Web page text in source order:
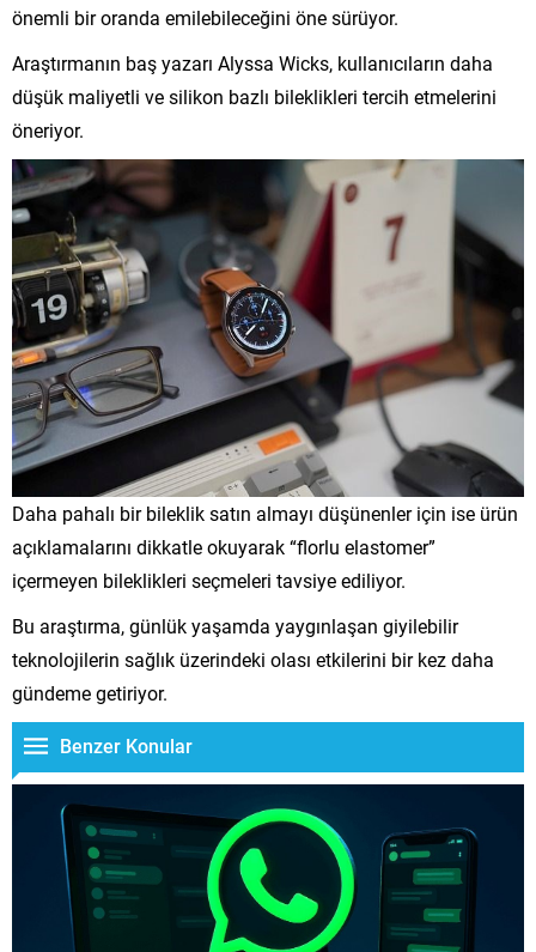
önemli bir oranda emilebileceğini öne sürüyor.
Araştırmanın baş yazarı Alyssa Wicks, kullanıcıların daha
düşük maliyetli ve silikon bazlı bileklikleri tercih etmelerini
öneriyor.
Daha pahalı bir bileklik satın almayı düşünenler için ise ürün
açıklamalarını dikkatle okuyarak “florlu elastomer”
içermeyen bileklikleri seçmeleri tavsiye ediliyor.
Bu araştırma, günlük yaşamda yaygınlaşan giyilebilir
teknolojilerin sağlık üzerindeki olası etkilerini bir kez daha
gündeme getiriyor.
Benzer Konular